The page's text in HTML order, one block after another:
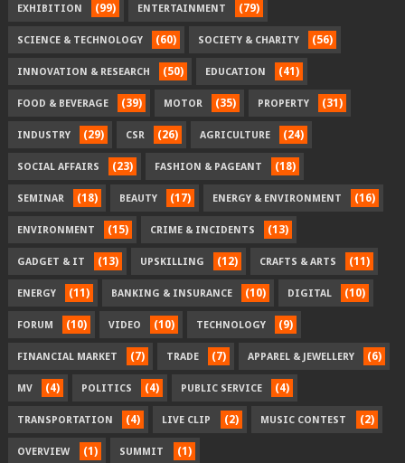
EXHIBITION (99) ENTERTAINMENT (79)
SCIENCE & TECHNOLOGY (60) SOCIETY & CHARITY (56)
INNOVATION & RESEARCH (50) EDUCATION (41)
FOOD & BEVERAGE (39) MOTOR (35) PROPERTY (31)
INDUSTRY (29) CSR (26) AGRICULTURE (24)
SOCIAL AFFAIRS (23) FASHION & PAGEANT (18)
SEMINAR (18) BEAUTY (17) ENERGY & ENVIRONMENT (16)
ENVIRONMENT (15) CRIME & INCIDENTS (13)
GADGET & IT (13) UPSKILLING (12) CRAFTS & ARTS (11)
ENERGY (11) BANKING & INSURANCE (10) DIGITAL (10)
FORUM (10) VIDEO (10) TECHNOLOGY (9)
FINANCIAL MARKET (7) TRADE (7) APPAREL & JEWELLERY (6)
MV (4) POLITICS (4) PUBLIC SERVICE (4)
TRANSPORTATION (4) LIVE CLIP (2) MUSIC CONTEST (2)
OVERVIEW (1) SUMMIT (1)